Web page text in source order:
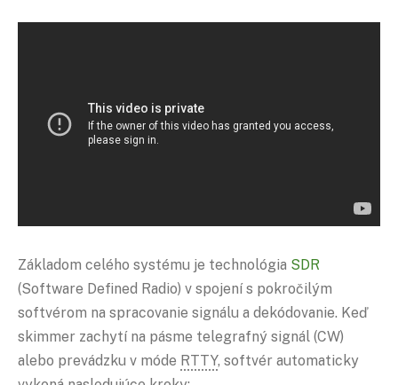
Základom celého systému je technológia SDR
(Software Defined Radio) v spojení s pokročilým
softvérom na spracovanie signálu a dekódovanie. Keď
skimmer zachytí na pásme telegrafný signál (CW)
alebo prevádzku v móde RTTY, softvér automaticky